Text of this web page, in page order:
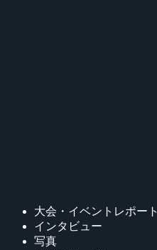
大会・イベントレポート
インタビュー
写真